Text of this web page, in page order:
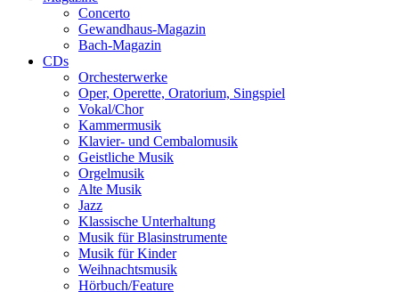
Concerto
Gewandhaus-Magazin
Bach-Magazin
CDs
Orchesterwerke
Oper, Operette, Oratorium, Singspiel
Vokal/Chor
Kammermusik
Klavier- und Cembalomusik
Geistliche Musik
Orgelmusik
Alte Musik
Jazz
Klassische Unterhaltung
Musik für Blasinstrumente
Musik für Kinder
Weihnachtsmusik
Hörbuch/Feature